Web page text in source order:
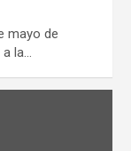
mayo de
la…